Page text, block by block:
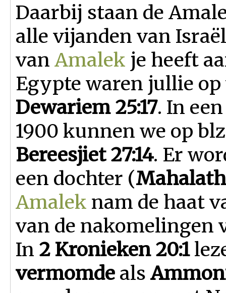
Daarbij staan de
alle vijanden van
van Amalek je heeft
Egypte waren jullie
Dewariem 25:17. In
1900 kunnen we op
Bereesjiet 27:14. Er
een dochter (Mahalath
Amalek nam de haat
van de nakomelingen
In 2 Kronieken 20:1
vermomde als